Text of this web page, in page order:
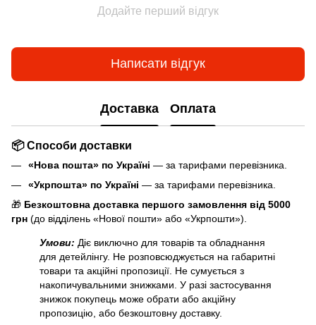
Додайте перший відгук
Написати відгук
Доставка Оплата
📦 Способи доставки
«Нова пошта» по Україні — за тарифами перевізника.
«Укрпошта» по Україні — за тарифами перевізника.
🎁 Безкоштовна доставка першого замовлення від 5000
грн (до відділень «Нової пошти» або «Укрпошти»).
Умови: Діє виключно для товарів та обладнання
для детейлінгу. Не розповсюджується на габаритні
товари та акційні пропозиції. Не сумується з
накопичувальними знижками. У разі застосування
знижок покупець може обрати або акційну
пропозицію, або безкоштовну доставку.